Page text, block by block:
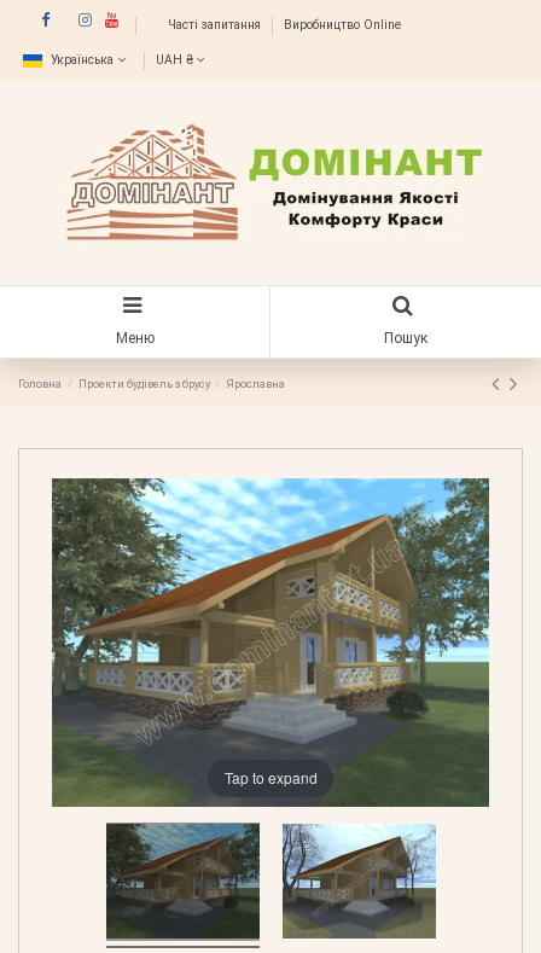
Часті запитання Виробництво Online
Українська UAH ₴
Меню Пошук
Головна Проекти будівель з брусу Ярославна
Tap to expand